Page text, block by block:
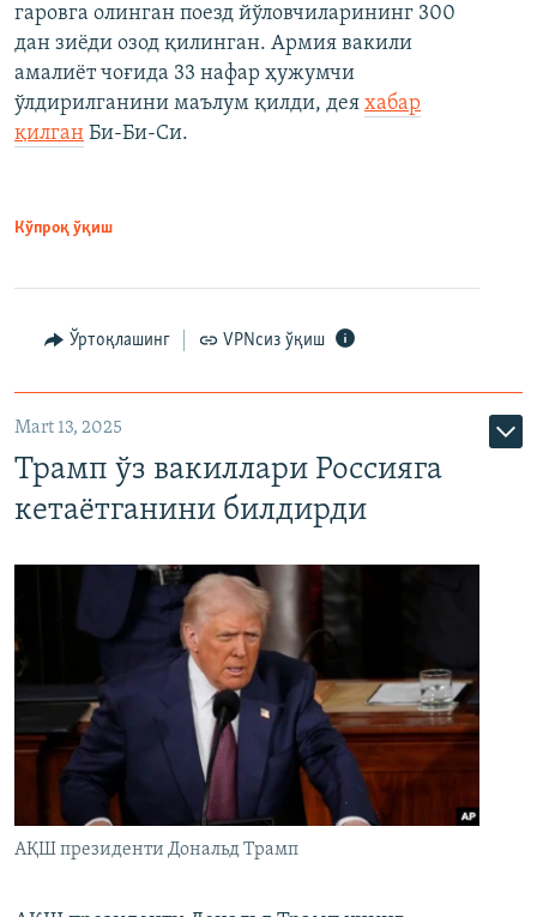
гаровга олинган поезд йўловчиларининг 300
дан зиёди озод қилинган. Армия вакили
амалиёт чоғида 33 нафар ҳужумчи
ўлдирилганини маълум қилди, дея хабар
қилган Би-Би-Си.
Кўпроқ ўқиш
Ўртоқлашинг VPNсиз ўқиш
Mart 13, 2025
Трамп ўз вакиллари Россияга
кетаётганини билдирди
АҚШ президенти Дональд Трамп